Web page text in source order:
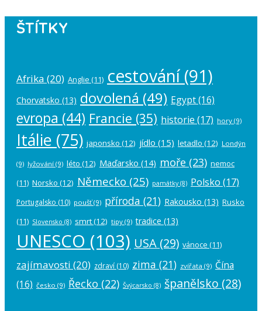
ŠTÍTKY
Afrika (20) Anglie (11) cestování(91)
Chorvatsko (13) dovolená (49) Egypt(16)
evropa (44) Francie (35) historie (17) hory (9)
Itálie (75) japonsko (12) jídlo (15) letadlo (12) Londýn
(9) lyžování (9) léto (12) Maďarsko (14) moře (23) nemoc
(11) Norsko (12) Německo (25) památky(8) Polsko (17)
Portugalsko (10) poušť(9) příroda (21) Rakousko (13) Rusko
(11) Slovensko (8) smrt(12) tipy (9) tradice (13)
UNESCO (103) USA (29) vánoce (11)
zajímavosti (20) zdraví (10) zima (21) zvířata (9) Čína
(16) česko (9) Řecko (22) Švýcarsko (8) španělsko (28)